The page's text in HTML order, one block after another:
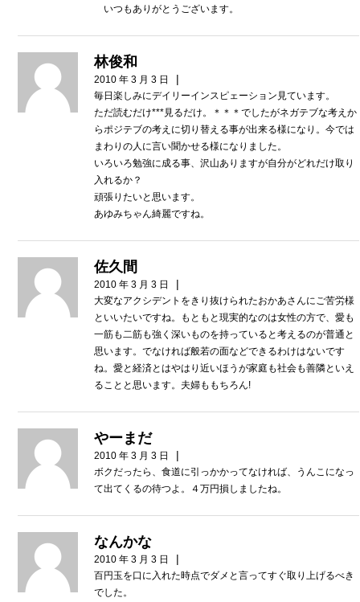
いつもありがとうございます。
林俊和
2010 年 3 月 3 日 |
毎日楽しみにデイリーインスピェーション見ています。
ただ読むだけ***見るだけ。＊＊＊でしたがネガテブな考えか
らポジテブの考えに切り替える事が出来る様になり。今では
まわりの人に言い聞かせる様になりました。
いろいろ勉強に成る事、沢山ありますが自分がどれだけ取り
入れるか？
頑張りたいと思います。
あゆみちゃん綺麗ですね。
佐久間
2010 年 3 月 3 日 |
大変なアクシデントをきり抜けられたおかあさんにご苦労様
といいたいですね。もともと現実的なのは女性の方で、愛も
一筋も二筋も強く深いものを持っていると考えるのが普通と
思います。でなければ般若の面などできるわけはないです
ね。愛と経済とはやはり近いほうが家庭も社会も善隣といえ
ることと思います。夫婦ももちろん!
やーまだ
2010 年 3 月 3 日 |
ボクだったら、食道に引っかかってなければ、うんこになっ
て出てくるの待つよ。４万円損しましたね。
なんかな
2010 年 3 月 3 日 |
百円玉を口に入れた時点でダメと言ってすぐ取り上げるべき
でした。